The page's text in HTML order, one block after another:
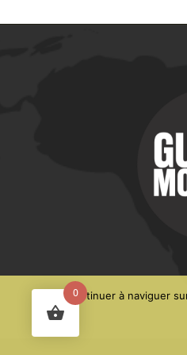
0
Pour continuer à naviguer